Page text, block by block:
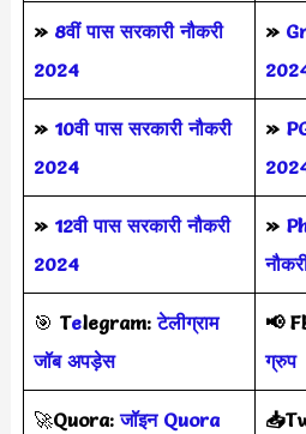
» 8वीं पास सरकारी नौकरी
2024
»
» 10वी पास सरकारी नौकरी
2024
»
» 12वी पास सरकारी नौकरी
2024
»
🎯 Telegram: टेलीग्राम
जॉब अपड़ेस
📢
ग्रुप
🚀Quora:जॉइन Quora